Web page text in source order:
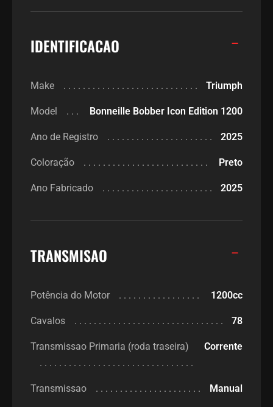
IDENTIFICACAO
Make Triumph
Model Bonneille Bobber Icon Edition 1200
Ano de Registro 2025
Coloração Preto
Ano Fabricado 2025
TRANSMISAO
Potência do Motor 1200cc
Cavalos 78
Transmissao Primaria (roda traseira) Corrente
Transmissao Manual